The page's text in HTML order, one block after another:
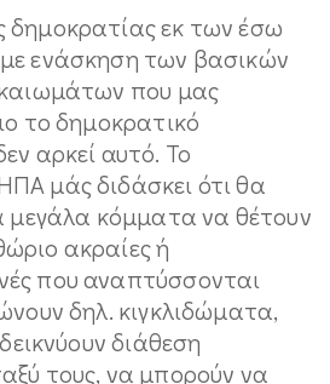
δημοκρατίας εκ των έσω
ενάσκηση των βασικών
που μας
το δημοκρατικό
αρκεί αυτό. Το
μάς διδάσκει ότι θα
μεγάλα κόμματα να θέτουν
ακραίες ή
που αναπτύσσονται
δηλ. κιγκλιδώματα,
διάθεση
τους, να μπορούν να